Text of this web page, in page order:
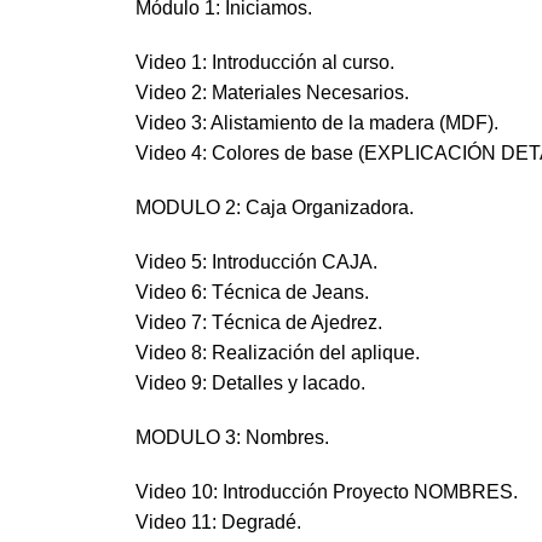
Módulo 1: Iniciamos.
Video 1: Introducción al curso.
Video 2: Materiales Necesarios.
Video 3: Alistamiento de la madera (MDF).
Video 4: Colores de base (EXPLICACIÓN
MODULO 2: Caja Organizadora.
Video 5: Introducción CAJA.
Video 6: Técnica de Jeans.
Video 7: Técnica de Ajedrez.
Video 8: Realización del aplique.
Video 9: Detalles y lacado.
MODULO 3: Nombres.
Video 10: Introducción Proyecto NOMBRES.
Video 11: Degradé.